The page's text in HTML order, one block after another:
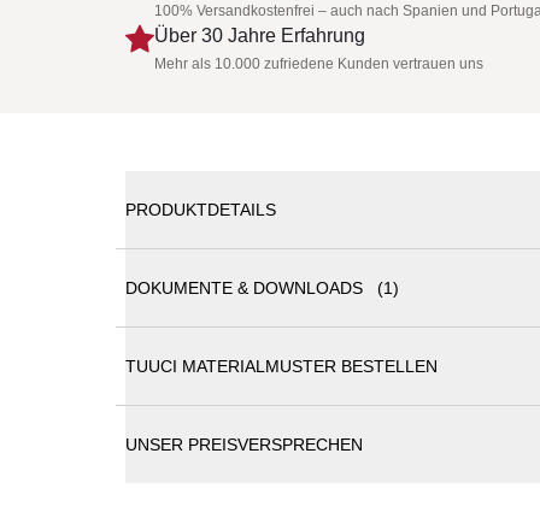
100% Versandkostenfrei – auch nach Spanien und
Über 30 Jahre Erfahrung
Mehr als 10.000 zufriedene Kunden vertrauen uns
PRODUKTDETAILS
Der Ocean Master Max-Sonnenschirm im
DOKUMENTE & DOWNLOADS (1)
TUUCI MATERIALMUSTER BESTELLEN
UNSER PREISVERSPRECHEN